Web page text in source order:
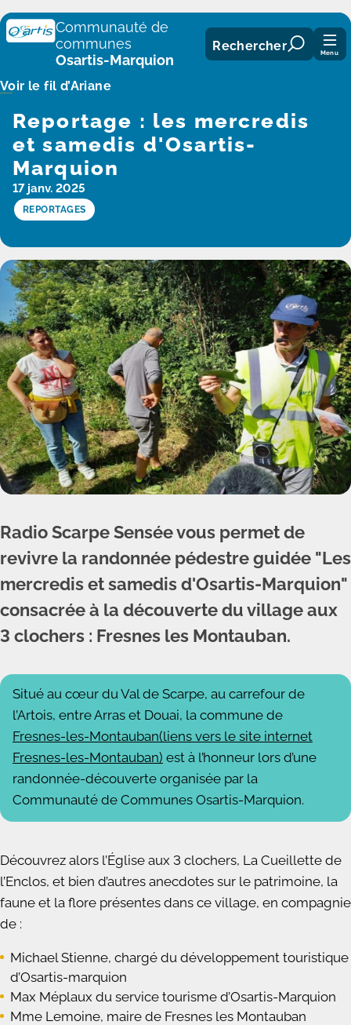
Panneau de gestion des cookies
Communauté de
communes
Osartis-Marquion
Rechercher Menu
Voir le fil d’Ariane
Reportage : les mercredis
et samedis d'Osartis-
Marquion
17 janv. 2025
REPORTAGES
Radio Scarpe Sensée vous permet de
revivre la randonnée pédestre guidée "Les
mercredis et samedis d'Osartis-Marquion"
consacrée à la découverte du village aux
3 clochers : Fresnes les Montauban.
Situé au cœur du Val de Scarpe, au carrefour de
l’Artois, entre Arras et Douai, la commune de
Fresnes-les-Montauban(liens vers le site internet
Fresnes-les-Montauban) est à l’honneur lors d’une
randonnée-découverte organisée par la
Communauté de Communes Osartis-Marquion.
Découvrez alors l’Église aux 3 clochers, La Cueillette de
l’Enclos, et bien d’autres anecdotes sur le patrimoine, la
faune et la flore présentes dans ce village, en compagnie
de :
Michael Stienne, chargé du développement touristique
d’Osartis-marquion
Max Méplaux du service tourisme d’Osartis-Marquion
Mme Lemoine, maire de Fresnes les Montauban